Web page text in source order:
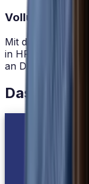
Mit der
in HRlab alle
an DATEV.
Das sagen